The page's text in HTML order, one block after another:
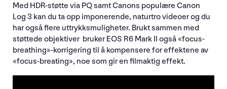
Med HDR-støtte via PQ samt Canons populære Canon
Log 3 kan du ta opp imponerende, naturtro videoer og du
har også flere uttrykksmuligheter. Brukt sammen med
støttede objektiver bruker EOS R6 Mark II også «focus-
breathing»-korrigering til å kompensere for effektene av
«focus-breating», noe som gir en filmaktig effekt.